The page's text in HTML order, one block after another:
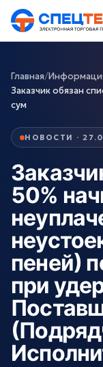
Главная/
Заказчик обязан
сум
НОВОСТИ ·
50%
пеней)
при